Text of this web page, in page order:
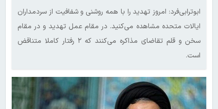
ابوترابی‌فرد: امروز تهدید را با همه روشنی و شفافیت از سردمداران
ایالات متحده مشاهده می‌کنید. در مقام عمل تهدید و در مقام
سخن و قلم تقاضای مذاکره می‌کنند که ۲ رفتار کاملا متناقض
است.